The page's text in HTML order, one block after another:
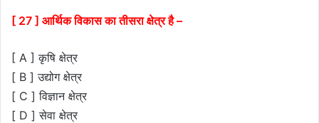
[ 27 ] आर्थिक विकास का तीसरा क्षेत्र है –
[ A ] कृषि क्षेत्र
[ B ] उद्योग क्षेत्र
[ C ] विज्ञान क्षेत्र
[ D ] सेवा क्षेत्र